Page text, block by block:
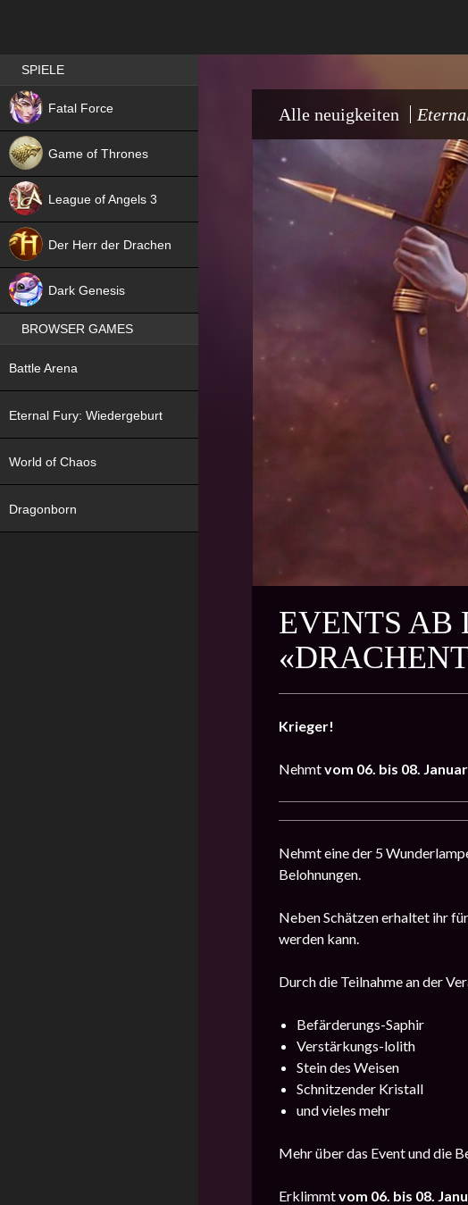
Alle neuigkeiten
EVENTS AB
Krieger!
Nehmtvom 06. bis 08. Januar
Nehmt eine der 5
Belohnungen.
Neben Schätzen erhaltet ihr
werden kann.
Durch die Teilnahme an der
Befärderungs-Saphir
Verstärkungs-lolith
Stein des Weisen
Schnitzender Kristall
und vieles mehr
Mehr über das Event und die
Erklimmtvom 06. bis 08.
Best RPG games in Germany
SPIELE
Fatal Force
Game of Thrones
League of Angels 3
Der Herr der Drachen
Dark Genesis
BROWSER GAMES
Battle Arena
Eternal Fury: Wiedergeburt
World of Chaos
Dragonborn